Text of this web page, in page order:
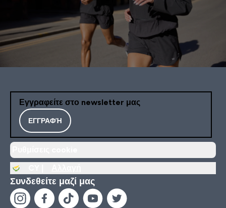
Εγγραφείτε στο newsletter μας
ΕΓΓΡΑΦΉ
Συνδεθείτε μαζί μας